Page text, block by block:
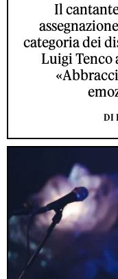
Il
categoria dei
Luigi Tenco
DI